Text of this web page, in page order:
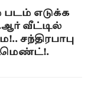
படம் எடுக்க
வீட்டில்
சந்திரபாபு